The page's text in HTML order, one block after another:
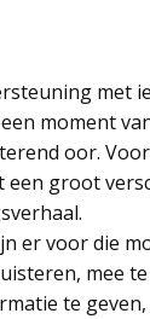
met
moment
oor.
een groot
er voor die
mee
te